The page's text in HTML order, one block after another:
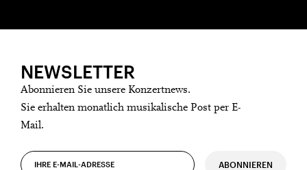
NEWSLETTER
Abonnieren Sie unsere Konzertnews.
Sie erhalten monatlich musikalische Post per E-
Mail.
ABONNIEREN